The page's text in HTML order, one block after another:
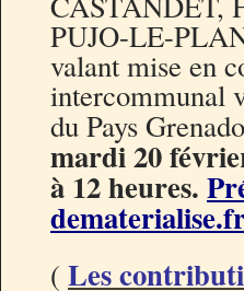
PUJO-LE-
valant mise en
intercommunal
du Pays
mardi 20
à 12 heures.
( Les